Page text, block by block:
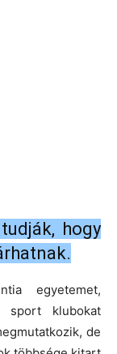
hogy
egyetemet,
sport klubokat
de